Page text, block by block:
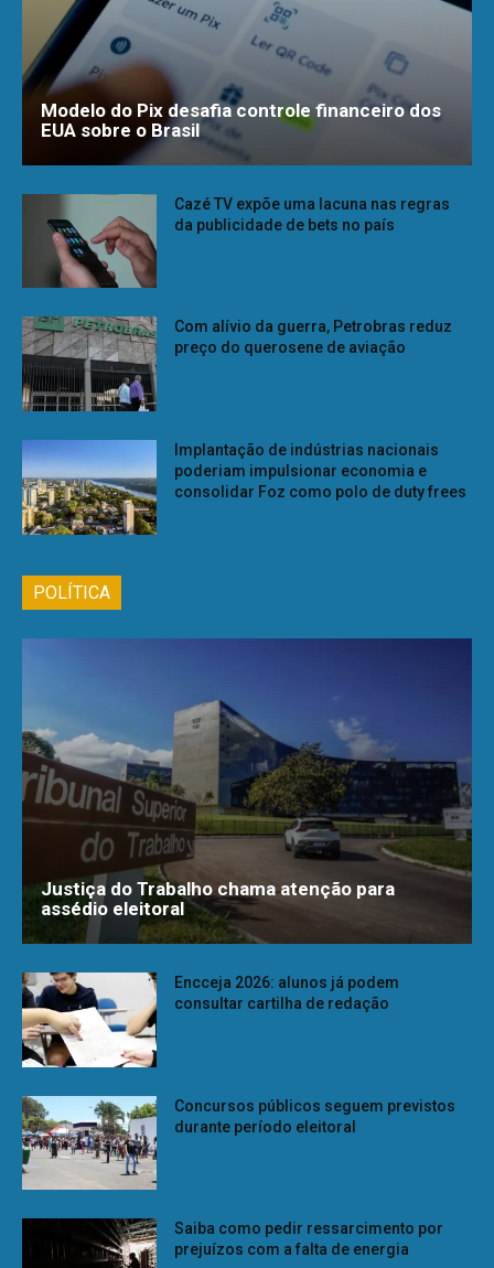
Modelo do Pix desafia controle financeiro dos
EUA sobre o Brasil
Cazé TV expõe uma lacuna nas regras
da publicidade de bets no país
Com alívio da guerra, Petrobras reduz
preço do querosene de aviação
Implantação de indústrias nacionais
poderiam impulsionar economia e
consolidar Foz como polo de duty frees
POLÍTICA
Justiça do Trabalho chama atenção para
assédio eleitoral
Encceja 2026: alunos já podem
consultar cartilha de redação
Concursos públicos seguem previstos
durante período eleitoral
Saiba como pedir ressarcimento por
prejuízos com a falta de energia